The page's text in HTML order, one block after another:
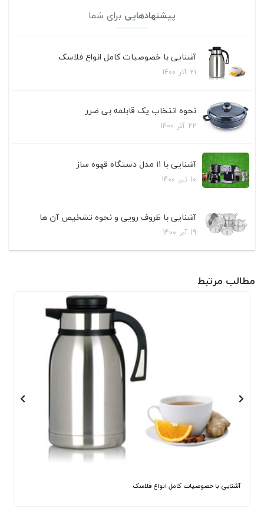
پیشنهادهایی برای شما
آشنایی با خصوصیات کامل انواع فلاسک
21 آذر 1400
نحوه انتخاب یک قابلمه بی ضرر
22 آذر 1400
آشنایی با ۱۱ مدل دستگاه قهوه ساز
10 تیر 1400
آشنایی با ظروف رویی و نحوه تشخیص آن ها
19 آذر 1400
مطالب مرتبط
آشنایی با خصوصیات کامل انواع فلاسک